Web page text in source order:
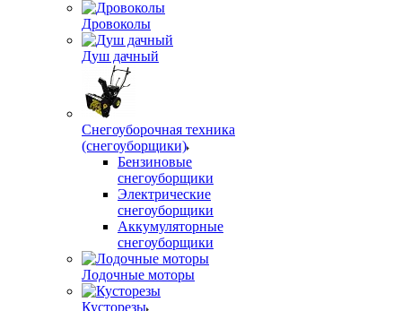
Дровоколы
Душ дачный
Снегоуборочная техника
(снегоуборщики)
Бензиновые
снегоуборщики
Электрические
снегоуборщики
Аккумуляторные
снегоуборщики
Лодочные моторы
Кусторезы